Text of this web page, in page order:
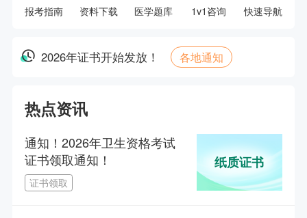
报考指南 资料下载 医学题库 1v1咨询 快速导航
2026年证书开始发放！ 各地通知
热点资讯
通知！2026年卫生资格考试
证书领取通知！
证书领取
纸质证书
1.5年拿本科？43分就及格？零基础升本报考攻略
主讲人：网校老师 | 2026-08-12 19:00--20:30